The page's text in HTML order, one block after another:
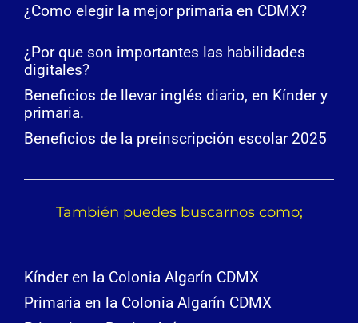
¿Como elegir la mejor primaria en CDMX?
¿Por que son importantes las habilidades
digitales?
Beneficios de llevar inglés diario, en Kínder y
primaria.
Beneficios de la preinscripción escolar 2025
También puedes buscarnos como;
Kínder en la Colonia Algarín CDMX
Primaria en la Colonia Algarín CDMX